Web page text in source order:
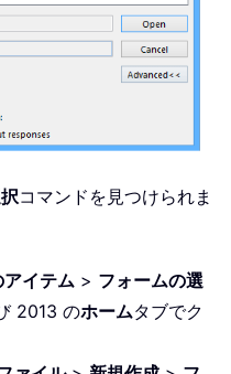
コマンドを見つけられま
イテム > フォームの選
2013 のホームタブでク